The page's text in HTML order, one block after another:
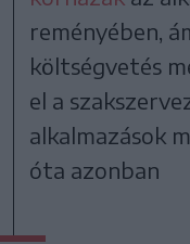
reményében,
költségvetés
el a
alkalmazások
óta azonban